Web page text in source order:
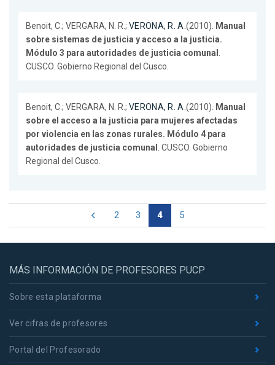
Benoit, C.; VERGARA, N. R.; VERONA, R. A.(2010). Manual
sobre sistemas de justicia y acceso a la justicia.
Módulo 3 para autoridades de justicia comunal .
CUSCO. Gobierno Regional del Cusco.
Benoit, C.; VERGARA, N. R.; VERONA, R. A.(2010). Manual
sobre el acceso a la justicia para mujeres afectadas
por violencia en las zonas rurales. Módulo 4 para
autoridades de justicia comunal . CUSCO. Gobierno
Regional del Cusco.
2 3 4 5
MÁS INFORMACIÓN DE PROFESORES PUCP
Sobre esta plataforma
Ver cifras de profesores
Portal del Profesorado